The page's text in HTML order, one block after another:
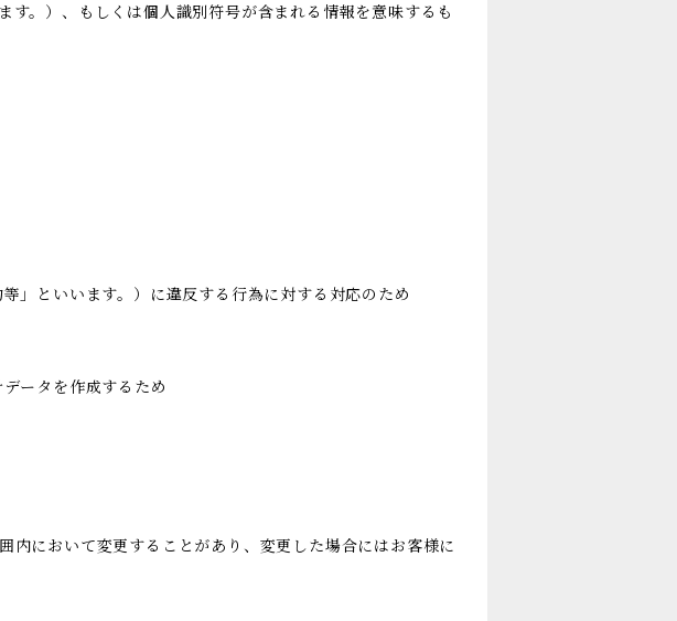
。）、もしくは個人識別符号が含まれる情報を意味するも
」といいます。）に違反する行為に対する対応のため
ータを作成するため
内において変更することがあり、変更した場合にはお客様に